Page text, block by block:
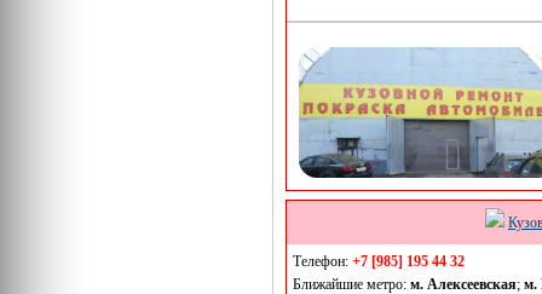
Телефон: +7 [985] 195 44 32
Ближайшие метро: м. Алексеевская; м.